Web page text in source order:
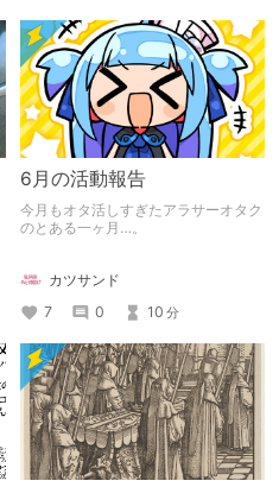
6月の活動報告
今月もオタ活しすぎたアラサーオタク
のとある一ヶ月…。
カツサンド
7
0 10 分